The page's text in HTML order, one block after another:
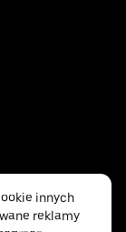
innych
reklamy